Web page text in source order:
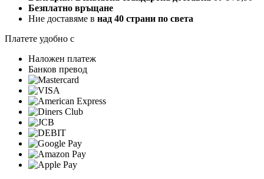
Безплатно връщане
Ние доставяме в над 40 страни по света
Платете удобно с
Наложен платеж
Банков превод